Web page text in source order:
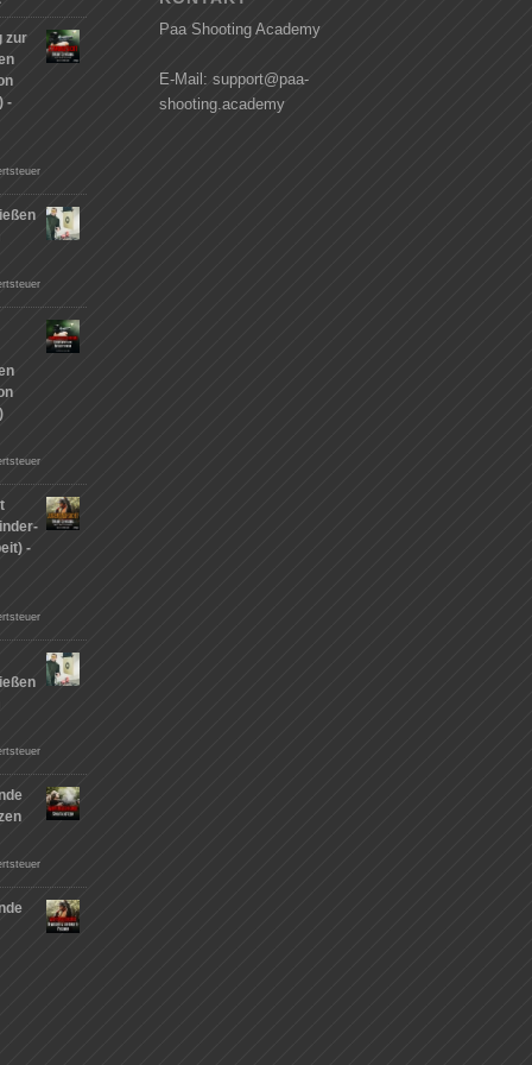
zur
-
-
Paa Shooting Academy
E-Mail: support@paa-
shooting.academy